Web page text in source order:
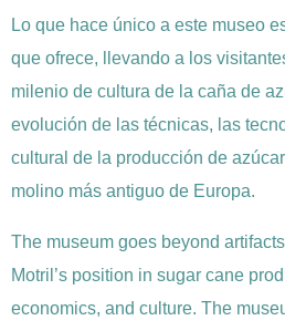
Lo que hace único a este museo
que ofrece, llevando a los
milenio de cultura de la caña de
evolución de las técnicas, las
cultural de la producción de
molino más antiguo de Europa.
The museum goes beyond
Motril’s position in sugar cane
economics, and culture. The